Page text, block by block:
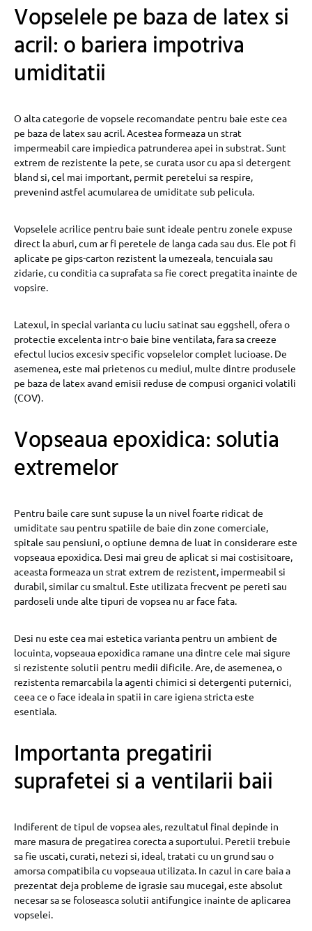
Vopselele pe baza de latex si
acril: o bariera impotriva
umiditatii
O alta categorie de vopsele recomandate pentru baie este cea
pe baza de latex sau acril. Acestea formeaza un strat
impermeabil care impiedica patrunderea apei in substrat. Sunt
extrem de rezistente la pete, se curata usor cu apa si detergent
bland si, cel mai important, permit peretelui sa respire,
prevenind astfel acumularea de umiditate sub pelicula.
Vopselele acrilice pentru baie sunt ideale pentru zonele expuse
direct la aburi, cum ar fi peretele de langa cada sau dus. Ele pot fi
aplicate pe gips-carton rezistent la umezeala, tencuiala sau
zidarie, cu conditia ca suprafata sa fie corect pregatita inainte de
vopsire.
Latexul, in special varianta cu luciu satinat sau eggshell, ofera o
protectie excelenta intr-o baie bine ventilata, fara sa creeze
efectul lucios excesiv specific vopselelor complet lucioase. De
asemenea, este mai prietenos cu mediul, multe dintre produsele
pe baza de latex avand emisii reduse de compusi organici volatili
(COV).
Vopseaua epoxidica: solutia
extremelor
Pentru baile care sunt supuse la un nivel foarte ridicat de
umiditate sau pentru spatiile de baie din zone comerciale,
spitale sau pensiuni, o optiune demna de luat in considerare este
vopseaua epoxidica. Desi mai greu de aplicat si mai costisitoare,
aceasta formeaza un strat extrem de rezistent, impermeabil si
durabil, similar cu smaltul. Este utilizata frecvent pe pereti sau
pardoseli unde alte tipuri de vopsea nu ar face fata.
Desi nu este cea mai estetica varianta pentru un ambient de
locuinta, vopseaua epoxidica ramane una dintre cele mai sigure
si rezistente solutii pentru medii dificile. Are, de asemenea, o
rezistenta remarcabila la agenti chimici si detergenti puternici,
ceea ce o face ideala in spatii in care igiena stricta este
esentiala.
Importanta pregatirii
suprafetei si a ventilarii baii
Indiferent de tipul de vopsea ales, rezultatul final depinde in
mare masura de pregatirea corecta a suportului. Peretii trebuie
sa fie uscati, curati, netezi si, ideal, tratati cu un grund sau o
amorsa compatibila cu vopseaua utilizata. In cazul in care baia a
prezentat deja probleme de igrasie sau mucegai, este absolut
necesar sa se foloseasca solutii antifungice inainte de aplicarea
vopselei.